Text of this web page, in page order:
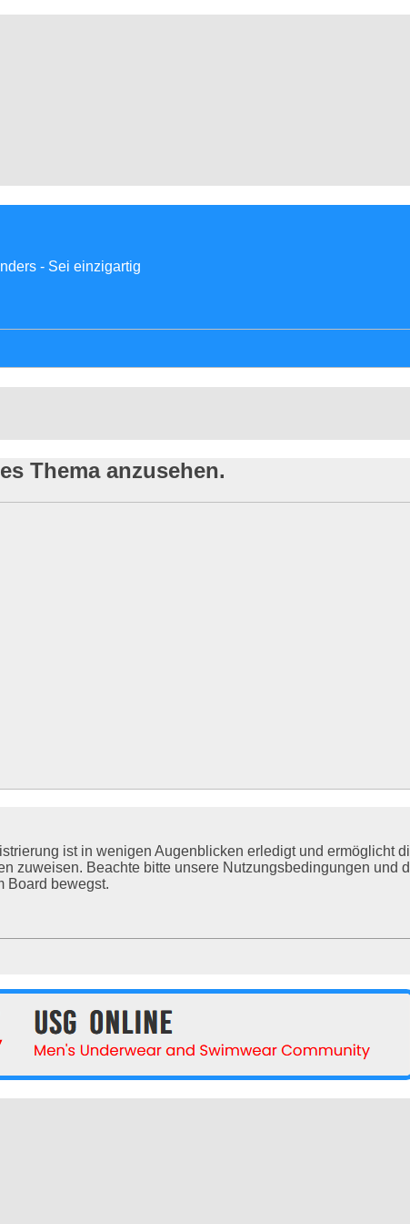
- Sei einzigartig
Thema anzusehen.
ist in wenigen Augenblicken erledigt und ermöglicht
zuweisen. Beachte bitte unsere Nutzungsbedingungen und
Board bewegst.